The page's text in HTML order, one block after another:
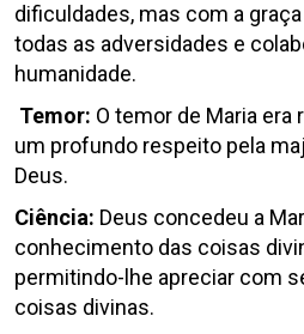
dificuldades, mas com a
todas as adversidades e
humanidade.
Temor: O temor de Maria era
um profundo respeito pela
Deus.
Ciência: Deus concedeu a
conhecimento das coisas
permitindo-lhe apreciar com
coisas divinas.